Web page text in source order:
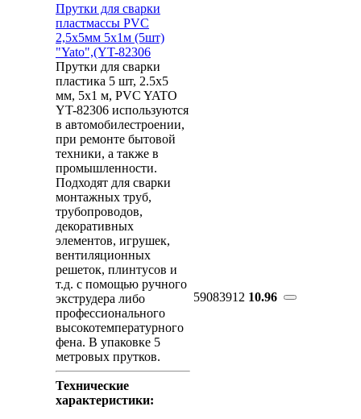
Прутки для сварки
пластмассы PVC
2,5х5мм 5х1м (5шт)
"Yato",(YT-82306
Прутки для сварки
пластика 5 шт, 2.5x5
мм, 5х1 м, PVC YATO
YT-82306 используются
в автомобилестроении,
при ремонте бытовой
техники, а также в
промышленности.
Подходят для сварки
монтажных труб,
трубопроводов,
декоративных
элементов, игрушек,
вентиляционных
решеток, плинтусов и
т.д. с помощью ручного
экструдера либо
профессионального
высокотемпературного
фена. В упаковке 5
метровых прутков.
Технические
характеристики:
59083912 10.96